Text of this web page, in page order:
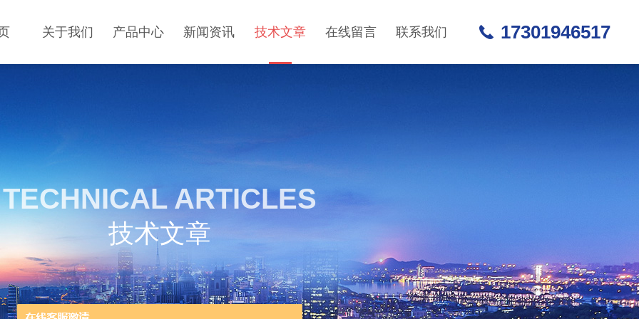
关于我们 产品中心 新闻资讯 技术文章 在线留言 联系我们 17301946517
TECHNICAL ARTICLES
技术文章